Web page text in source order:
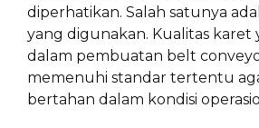
diperhatikan. Salah satunya
yang digunakan. Kualitas karet
dalam pembuatan belt
memenuhi standar tertentu
bertahan dalam kondisi